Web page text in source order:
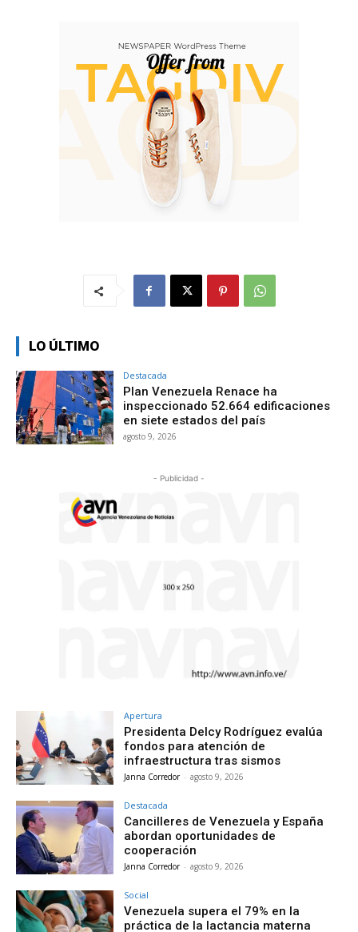
LO ÚLTIMO
Destacada
Plan Venezuela Renace ha
inspeccionado 52.664 edificaciones
en siete estados del país
agosto 9, 2026
- Publicidad -
Apertura
Presidenta Delcy Rodríguez evalúa
fondos para atención de
infraestructura tras sismos
Janna Corredor - agosto 9, 2026
Destacada
Cancilleres de Venezuela y España
abordan oportunidades de
cooperación
Janna Corredor - agosto 9, 2026
Social
Venezuela supera el 79% en la
práctica de la lactancia materna